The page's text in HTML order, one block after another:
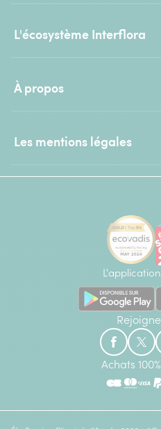
L'écosystème Interflora
À propos
Les mentions légales
Achats